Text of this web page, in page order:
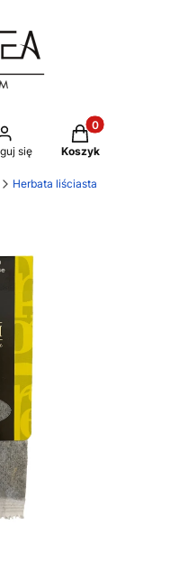
się
Produkty w
Koszyk
Herbata liściasta